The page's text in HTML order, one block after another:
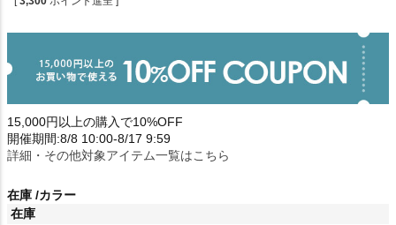
15,000円以上の購入で10%OFF
開催期間:8/8 10:00-8/17 9:59
詳細・その他対象アイテム一覧はこちら
在庫 カラー
在庫